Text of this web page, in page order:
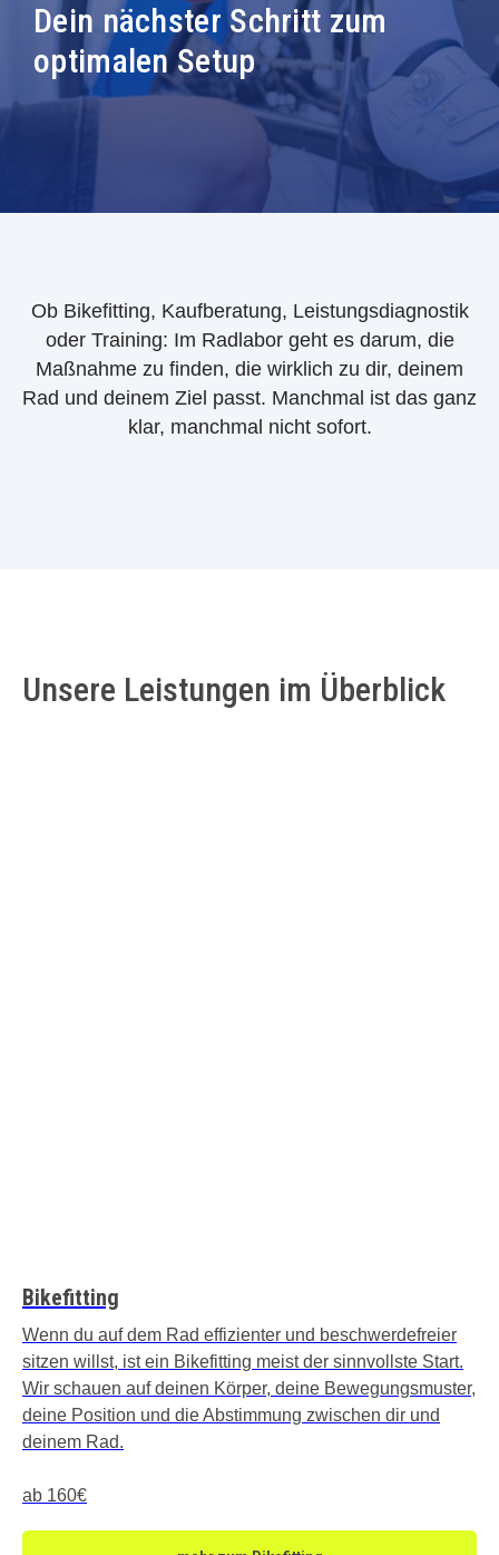
Dein nächster Schritt zum
optimalen Setup
Ob Bikefitting, Kaufberatung, Leistungsdiagnostik
oder Training: Im Radlabor geht es darum, die
Maßnahme zu finden, die wirklich zu dir, deinem
Rad und deinem Ziel passt. Manchmal ist das ganz
klar, manchmal nicht sofort.
Unsere Leistungen im Überblick
Bikefitting
Wenn du auf dem Rad effizienter und beschwerdefreier
sitzen willst, ist ein Bikefitting meist der sinnvollste Start.
Wir schauen auf deinen Körper, deine Bewegungsmuster,
deine Position und die Abstimmung zwischen dir und
deinem Rad.
ab 160€